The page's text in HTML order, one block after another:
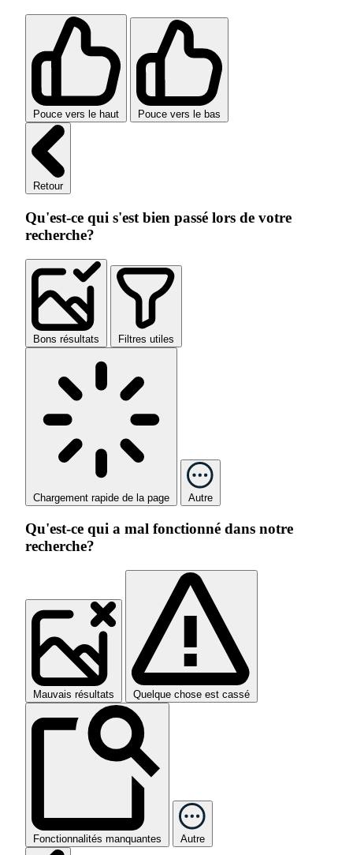
Pouce vers le haut Pouce vers le bas
Retour
Qu'est-ce qui s'est bien passé lors de votre
recherche?
Bons résultats Filtres utiles
Chargement rapide de la page Autre
Qu'est-ce qui a mal fonctionné dans notre
recherche?
Mauvais résultats Quelque chose est cassé
Fonctionnalités manquantes Autre